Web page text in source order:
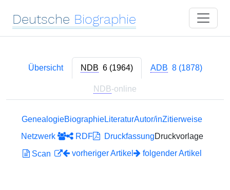
Deutsche Biographie
Übersicht NDB 6 (1964) ADB 8 (1878)
NDB-online
GenealogieBiographieLiteraturAutor/inZitierweise
Netzwerk
RDF DruckfassungDruckvorlage
Scan
vorheriger Artikel folgender Artikel